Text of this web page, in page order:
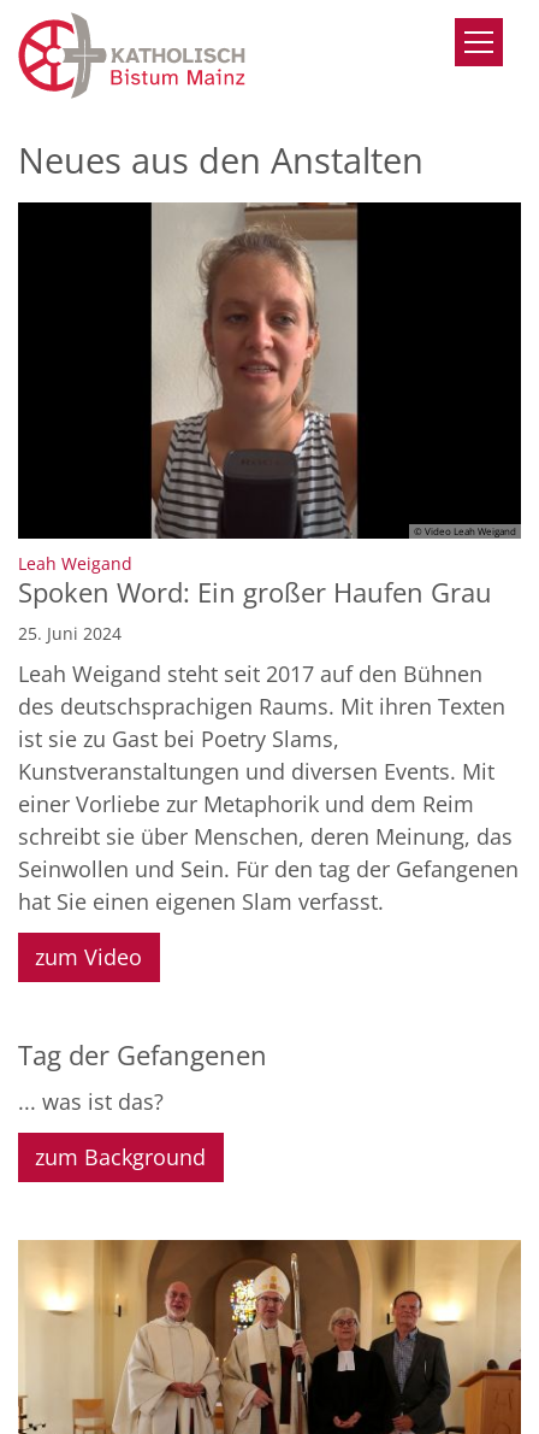
Zum Inhalt springen
Neues aus den Anstalten
© Video Leah Weigand
Leah Weigand
Spoken Word: Ein großer Haufen Grau
25. Juni 2024
Leah Weigand steht seit 2017 auf den Bühnen
des deutschsprachigen Raums. Mit ihren Texten
ist sie zu Gast bei Poetry Slams,
Kunstveranstaltungen und diversen Events. Mit
einer Vorliebe zur Metaphorik und dem Reim
schreibt sie über Menschen, deren Meinung, das
Seinwollen und Sein. Für den tag der Gefangenen
hat Sie einen eigenen Slam verfasst.
zum Video
Tag der Gefangenen
... was ist das?
zum Background